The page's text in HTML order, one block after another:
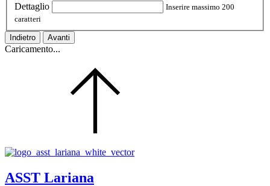
Dettaglio
Inserire massimo 200
caratteri
Indietro Avanti
Caricamento...
ASST Lariana